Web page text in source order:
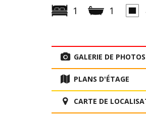
1 1
GALERIE DE PHOTOS
PLANS D'ÉTAGE
CARTE DE